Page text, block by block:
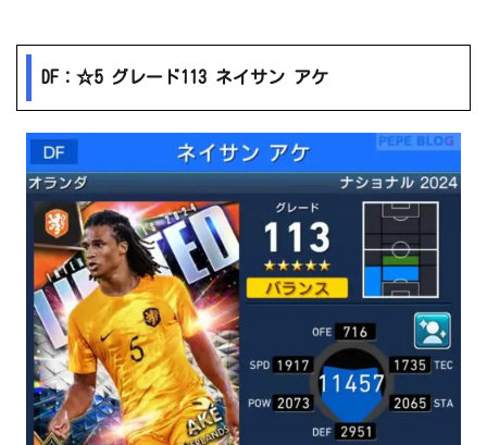
DF：☆5 グレード113 ネイサン アケ